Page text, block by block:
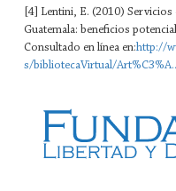
[4] Lentini, E. (2010) Servicios
Guatemala: beneficios
Consultado en línea en:http://
s/bibliotecaVirtual/